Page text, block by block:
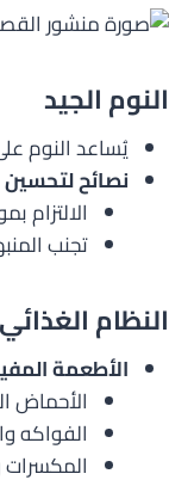
النوم الجيد
يُساعد النوم
نصائح لتحسين
الالتزام
تجنب
النظام
الأطعمة
الأحماض الدهنية
الفواكه
المكسرات